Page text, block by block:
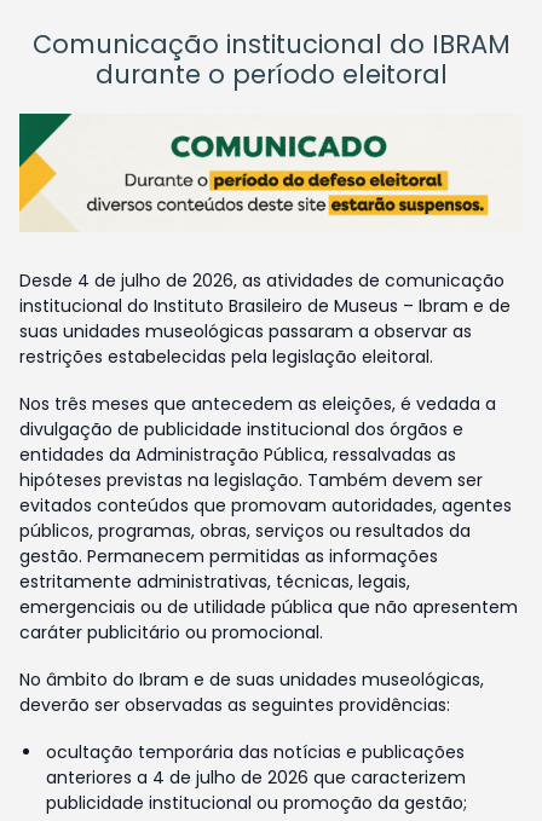
Comunicação institucional do IBRAM
durante o período eleitoral
Desde 4 de julho de 2026, as atividades de comunicação
institucional do Instituto Brasileiro de Museus – Ibram e de
suas unidades museológicas passaram a observar as
restrições estabelecidas pela legislação eleitoral.
Nos três meses que antecedem as eleições, é vedada a
divulgação de publicidade institucional dos órgãos e
entidades da Administração Pública, ressalvadas as
hipóteses previstas na legislação. Também devem ser
evitados conteúdos que promovam autoridades, agentes
públicos, programas, obras, serviços ou resultados da
gestão. Permanecem permitidas as informações
estritamente administrativas, técnicas, legais,
emergenciais ou de utilidade pública que não apresentem
caráter publicitário ou promocional.
No âmbito do Ibram e de suas unidades museológicas,
deverão ser observadas as seguintes providências:
ocultação temporária das notícias e publicações
anteriores a 4 de julho de 2026 que caracterizem
publicidade institucional ou promoção da gestão;